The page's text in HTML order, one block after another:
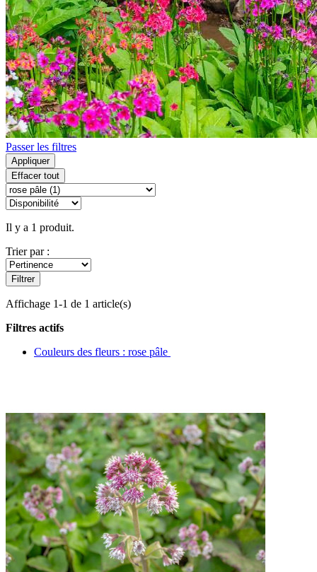
Passer les filtres
Appliquer
Effacer tout
Il y a 1 produit.
Trier par :
Filtrer
Affichage 1-1 de 1 article(s)
Filtres actifs
Couleurs des fleurs : rose pâle